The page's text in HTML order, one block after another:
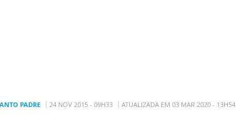
PADRE 24 NOV 2015 - 09H33 ATUALIZADA EM 03 MAR 2020 - 13H54